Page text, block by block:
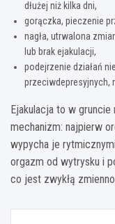
dłużej niż kilka dni,
gorączka, pieczenie
nagła, utrwalona
lub brak ejakulacji,
podejrzenie działań
przeciwdepresyjnych,
Ejakulacja to w
mechanizm: najpierw
wypycha je
orgazm od wytrysku i
co jest zwykłą